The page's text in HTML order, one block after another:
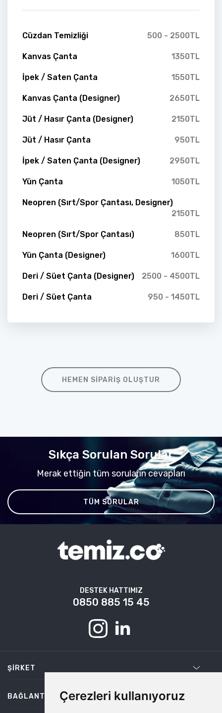
Çerezleri kullanıyoruz
Cüzdan Temizliği 500 - 2500TL
Kanvas Çanta 1350TL
İpek / Saten Çanta 1550TL
Kanvas Çanta (Designer) 2650TL
Jüt / Hasır Çanta (Designer) 2150TL
Jüt / Hasır Çanta 950TL
İpek / Saten Çanta (Designer) 2950TL
Yün Çanta 1050TL
Neopren (Sırt/Spor Çantası, Designer)
2150TL
Neopren (Sırt/Spor Çantası) 850TL
Yün Çanta (Designer) 1600TL
Deri / Süet Çanta (Designer) 2500 - 4500TL
Deri / Süet Çanta 950 - 1450TL
HEMEN SIPARIŞ OLUŞTUR
Sıkça Sorulan Sorular
Merak ettiğin tüm soruların cevapları
TÜM SORULAR
DESTEK HATTIMIZ
0850 885 15 45
ŞIRKET
BAĞLANTILAR